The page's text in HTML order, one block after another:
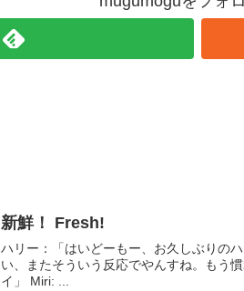
新鮮！ Fresh!
ハリー：「はいどーもー、お久しぶりのハリーでやん
い、またそういう反応でやんすね。もう慣れっこで
イ」 Miri: ...